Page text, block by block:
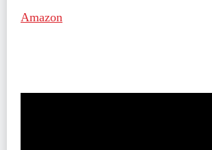
Amazon